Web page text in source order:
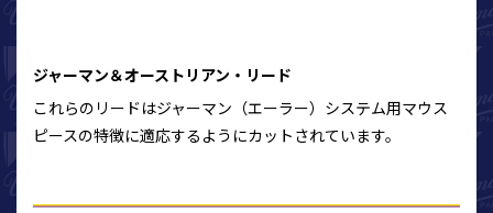
ジャーマン＆オーストリアン・リード
これらのリードはジャーマン（エーラー）システム用マウス
ピースの特徴に適応するようにカットされています。